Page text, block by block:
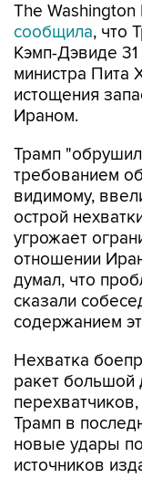
The Washington
сообщила, что
Кэмп-Дэвиде
министра Пита
истощения
Ираном.
Трамп
требованием
видимому,
острой
угрожает
отношении
думал, что
сказали
содержанием
Нехватка
ракет большой
Трамп в
новые удары
источников